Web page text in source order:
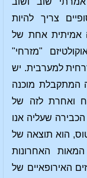
צריך להיות
אמיתית אחת של
"מזרחי"
למערבית. יש
המתקבלת מוכנה
ואחרת לזה של
שעליה אנו
הוא תוצאה של
האחרונות
האירופאיים של